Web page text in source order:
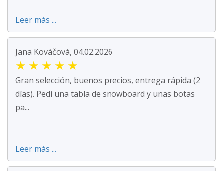
Leer más ...
Jana Kováčová, 04.02.2026
★ ★ ★ ★ ★
Gran selección, buenos precios, entrega rápida (2
días). Pedí una tabla de snowboard y unas botas
pa...
Leer más ...